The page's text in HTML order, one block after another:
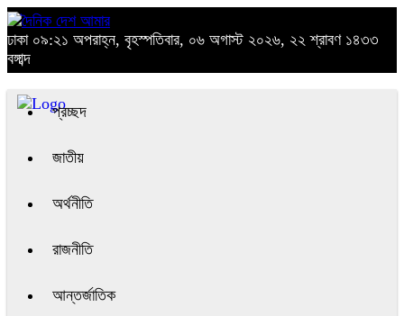
ঢাকা ০৯:২১ অপরাহ্ন, বৃহস্পতিবার, ০৬ অগাস্ট ২০২৬, ২২ শ্রাবণ ১৪৩৩
বঙ্গাব্দ
প্রচ্ছদ
জাতীয়
অর্থনীতি
রাজনীতি
আন্তর্জাতিক